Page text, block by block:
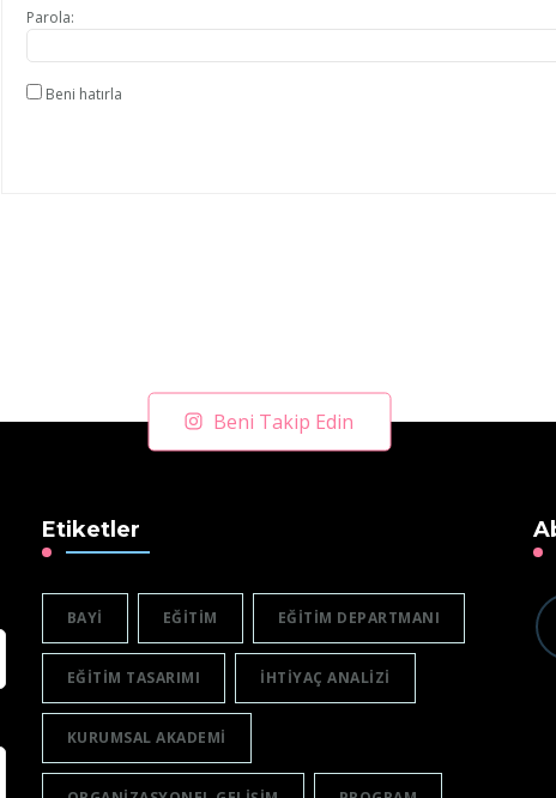
Parola:
Beni hatırla
Beni Takip Edin
Etiketler
BAYI EĞITIM EĞITIM DEPARTMANI
EĞITIM TASARIMI IHTIYAÇ ANALIZI
KURUMSAL AKADEMI